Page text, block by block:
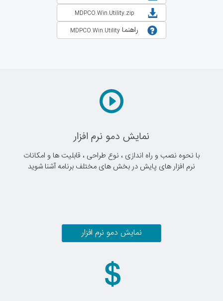
MDPCO.Win.Utility.zip
راهنماMDPCO.Win.Utility
نمایش دمو نرم افزار
با نحوه نصب و راه اندازی ، نوع طراحی ، قابلیت ها و امکانات
نرم افزار های پایش در بخش های مختلف برنامه آشنا شوید
نمایش دمو نرم افزار